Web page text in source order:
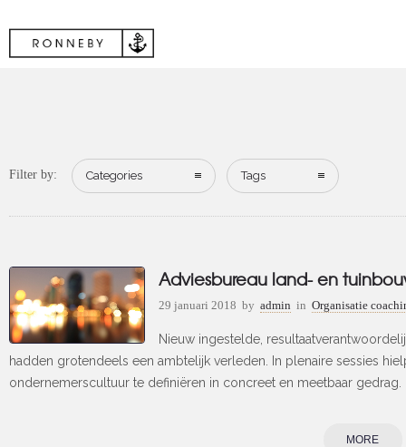
Filter by: Categories Tags
Adviesbureau land- en
29 januari 2018 by admin in Organisatie
Nieuw ingestelde,
hadden grotendeels een ambtelijk verleden. In plenaire sessies
ondernemerscultuur te definiëren in concreet en meetbaar gedrag.
MORE